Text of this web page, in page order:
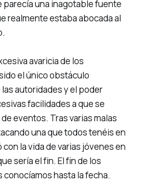
una inagotable fuente
realmente estaba abocada al
avaricia de los
el único obstáculo
autoridades y el poder
facilidades a que se
eventos. Tras varias malas
una que todos tenéis en
la vida de varias jóvenes en
sería el fin. El fin de los
hasta la fecha.